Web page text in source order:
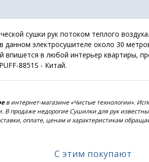
сушки рук потоком теплого
данном электросушителе около 30
в любой интерьер квартиры,
8851S - Китай.
в интернет-магазине «Чистые технологии».
В продаже недорогие Сушилки для рук
оплате, ценам и характеристикам
С этим покупают